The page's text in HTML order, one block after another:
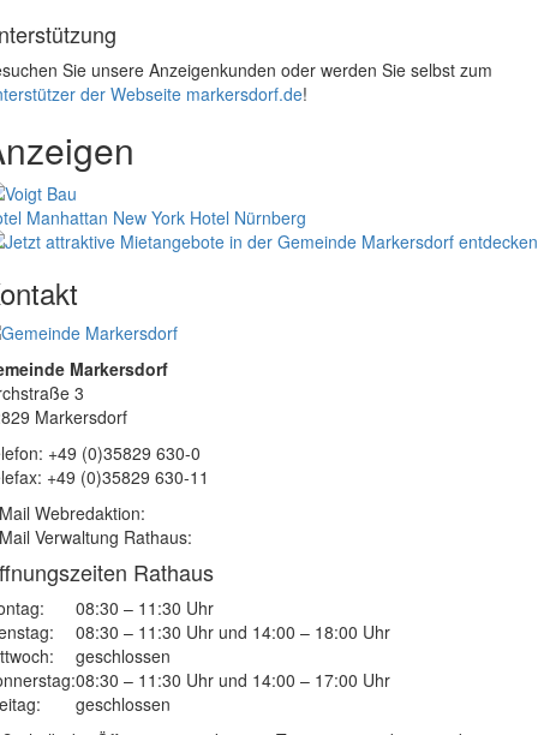
Sie unsere Anzeigenkunden oder werden Sie selbst zum
der Webseite markersdorf.de!
Manhattan New York Hotel Nürnberg
Markersdorf
3
Markersdorf
+49 (0)35829 630-0
+49 (0)35829 630-11
Webredaktion:
Verwaltung Rathaus:
Rathaus
08:30 – 11:30 Uhr
08:30 – 11:30 Uhr und 14:00 – 18:00 Uhr
geschlossen
08:30 – 11:30 Uhr und 14:00 – 17:00 Uhr
geschlossen